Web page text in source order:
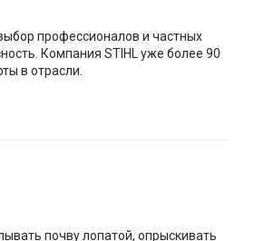
профессионалов и частных
Компания STIHL уже более 90
в отрасли.
почву лопатой, опрыскивать